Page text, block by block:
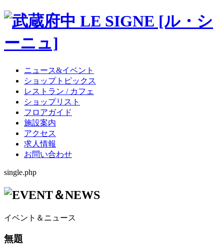
ニュース&イベント
ショップトピックス
レストラン / カフェ
ショップリスト
フロアガイド
施設案内
アクセス
求人情報
お問い合わせ
single.php
イベント＆ニュース
無題